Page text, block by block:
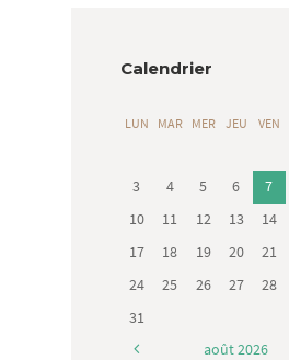
Calendrier
LUN MAR MER JEU VEN
3
4 5 6 7
10
11 12 13 14
17
18 19 20 21
24
25 26 27 28
31
août2026